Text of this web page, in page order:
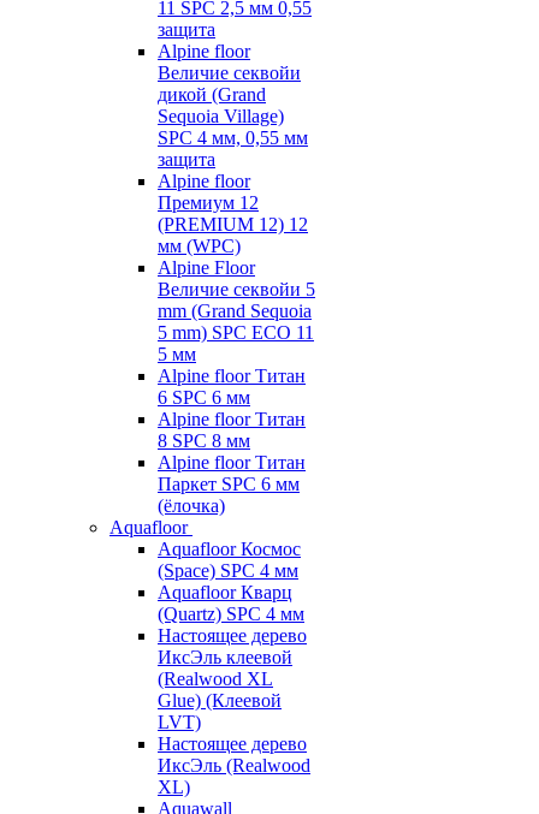
11 SPC 2,5 мм 0,55
защита
Alpine floor
Величие секвойи
дикой (Grand
Sequoia Village)
SPC 4 мм, 0,55 мм
защита
Alpine floor
Премиум 12
(PREMIUM 12) 12
мм (WPC)
Alpine Floor
Величие секвойи 5
mm (Grand Sequoia
5 mm) SPC ECO 11
5 мм
Alpine floor Титан
6 SPC 6 мм
Alpine floor Титан
8 SPC 8 мм
Alpine floor Титан
Паркет SPC 6 мм
(ёлочка)
Aquafloor
Aquafloor Космос
(Space) SPC 4 мм
Aquafloor Кварц
(Quartz) SPC 4 мм
Настоящее дерево
ИксЭль клеевой
(Realwood XL
Glue) (Клеевой
LVT)
Настоящее дерево
ИксЭль (Realwood
XL)
Aquawall